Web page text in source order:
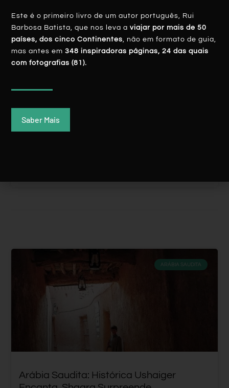
Fruta Se ‘transforma’ Em Lágrimas
ARÁBIA SAUDITA
Arábia Saudita: Histórica Ushaiger
Este é o primeiro livro de um autor português, Rui
Barbosa Batista, que nos leva aviajar por mais de 50
países, dos cinco Continentes, não em formato de guia,
mas antes em348 inspiradoras páginas, 24 das quais
com fotografias (81).
Saber Mais